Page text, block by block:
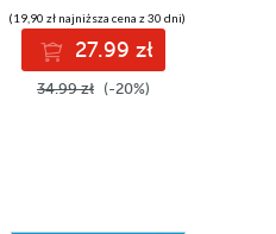
(19,90 zł najniższa cena z 30 dni)
27.99 zł
34.99 zł (-20%)